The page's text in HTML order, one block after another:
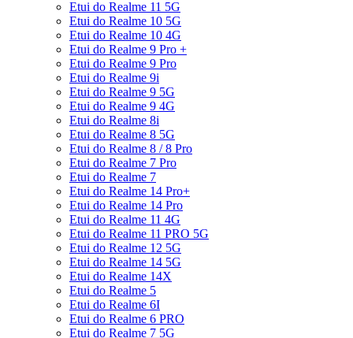
Etui do Realme 11 5G
Etui do Realme 10 5G
Etui do Realme 10 4G
Etui do Realme 9 Pro +
Etui do Realme 9 Pro
Etui do Realme 9i
Etui do Realme 9 5G
Etui do Realme 9 4G
Etui do Realme 8i
Etui do Realme 8 5G
Etui do Realme 8 / 8 Pro
Etui do Realme 7 Pro
Etui do Realme 7
Etui do Realme 14 Pro+
Etui do Realme 14 Pro
Etui do Realme 11 4G
Etui do Realme 11 PRO 5G
Etui do Realme 12 5G
Etui do Realme 14 5G
Etui do Realme 14X
Etui do Realme 5
Etui do Realme 6I
Etui do Realme 6 PRO
Etui do Realme 7 5G